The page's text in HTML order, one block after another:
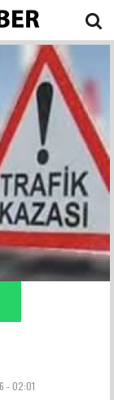
- 02:01